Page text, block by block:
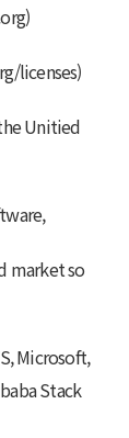
licenses)
Unitied
market so
Microsoft,
Stack